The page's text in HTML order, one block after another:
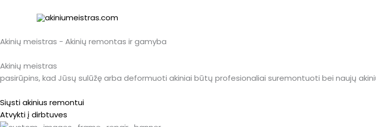
Akinių meistras - Akinių remontas ir gamyba
Akinių meistras
pasirūpins, kad Jūsų sulūžę arba deformuoti akiniai būtų profesionaliai suremontuoti bei naujų
Siųsti akinius remontui
Atvykti į dirbtuves